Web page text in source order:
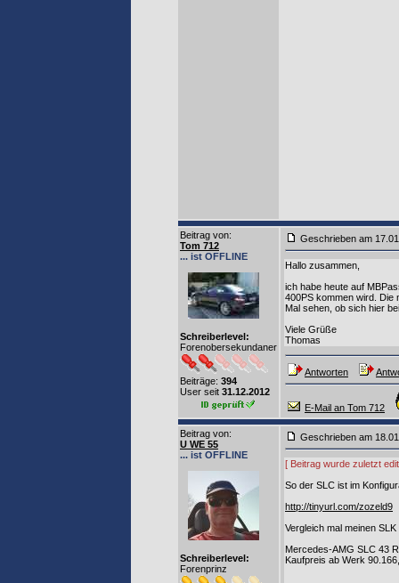
Beitrag von:
Tom 712
... ist OFFLINE
Schreiberlevel:
Forenobersekundaner
Beiträge: 394
User seit 31.12.2012
Geschrieben am
Hallo zusammen,
ich habe heute auf
400PS kommen wird. Die
Mal sehen, ob sich hier
Viele Grüße
Thomas
Antworten
E-Mail an Tom 712
Beitrag von:
U WE 55
... ist OFFLINE
Schreiberlevel:
Forenprinz
Geschrieben am
[ Beitrag wurde zuletzt
So der SLC ist im
http://tinyurl.com/zozeld9
Vergleich mal meinen
Mercedes-AMG SLC 43
Kaufpreis ab Werk